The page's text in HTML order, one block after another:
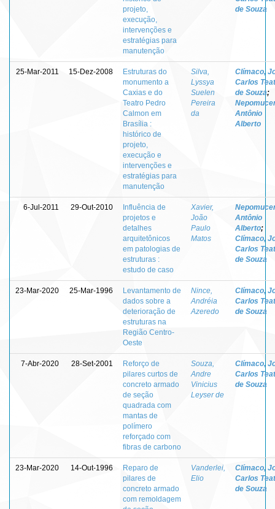
projeto,
execução,
intervenções e
estratégias para
manutenção
de Souza
25-Mar-2011 15-Dez-2008
Estruturas do
monumento a
Caxias e do
Teatro Pedro
Calmon em
Brasília :
histórico de
projeto,
execução e
intervenções e
estratégias para
manutenção
Silva,
Lyssya
Suelen
Pereira
da
Clímaco,
Carlos
de Souza;
Antônio
Alberto
6-Jul-2011 29-Out-2010
Influência de
projetos e
detalhes
arquitetônicos
em patologias de
estruturas :
estudo de caso
Xavier,
João
Paulo
Matos
Antônio
Alberto;
Clímaco,
Carlos
de Souza
23-Mar-2020 25-Mar-1996
Levantamento de
dados sobre a
deterioração de
estruturas na
Região Centro-
Oeste
Nince,
Andréia
Azeredo
Clímaco,
Carlos
de Souza
7-Abr-2020 28-Set-2001
Reforço de
pilares curtos de
concreto armado
de seção
quadrada com
mantas de
polímero
reforçado com
fibras de carbono
Souza,
Andre
Vinicius
Leyser de
Clímaco,
Carlos
de Souza
23-Mar-2020 14-Out-1996
Reparo de
pilares de
concreto armado
com remoldagem
Vanderlei,
Elio
Clímaco,
Carlos
de Souza